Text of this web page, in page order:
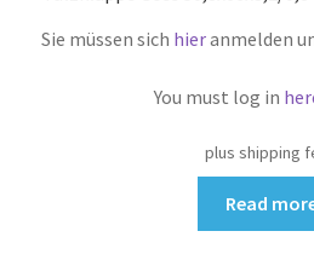
Sie müssen sich hieranmelden
You must log in
plus shipping
Read